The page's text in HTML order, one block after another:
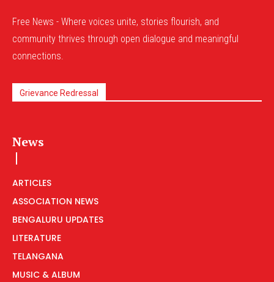
Free News - Where voices unite, stories flourish, and
community thrives through open dialogue and meaningful
connections.
Grievance Redressal
News
ARTICLES
ASSOCIATION NEWS
BENGALURU UPDATES
LITERATURE
TELANGANA
MUSIC & ALBUM